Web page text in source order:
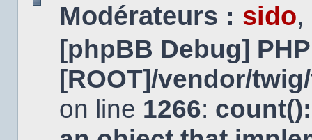
Aucun
message
non
Modérateurs : sido,
[phpBB Debug]
[ROOT]/vendor/
on line 1266: